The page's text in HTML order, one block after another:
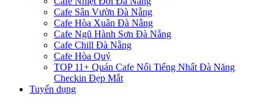
Cafe Sân Vườn Đà Nẵng
Cafe Hòa Xuân Đà Nẵng
Cafe Ngũ Hành Sơn Đà Nẵng
Cafe Chill Đà Nẵng
Cafe Hòa Quý
TOP 11+ Quán Cafe Nổi Tiếng Nhất Đà Năng
Checkin Đẹp Mắt
Tuyển dụng